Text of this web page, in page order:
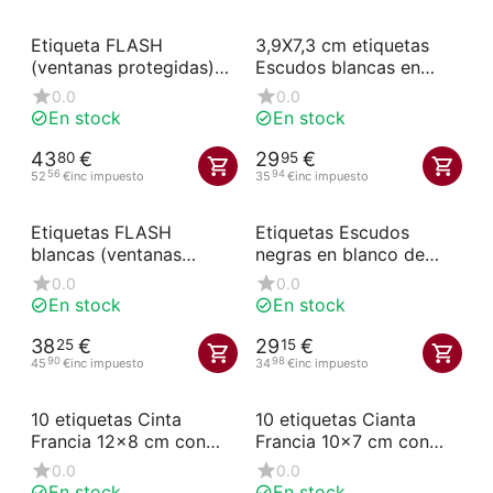
Etiqueta FLASH
(ventanas protegidas)
n°3 los Cerdos à roues
et à pique (paquete de
0.0
En stock
4380 €
52 56 €inc impuesto
3,9X7,3 cm etiquetas
Escudos blancas en
blanco con espiga
perfilada
0.0
En stock
2995 €
3594€inc impuesto
Etiquetas FLASH
blancas (ventanas
protegidas) con ruedas
y pinchos de plástico
0.0
En stock
3825 €
4590€inc impuesto
Etiquetas Escudos
negras en blanco de
3,9x7,3 cm con forma
de pala
0.0
En stock
2915 €
3498 €inc impuesto
10 etiquetas Cinta
Francia 12x8 cm con
pala0.0
10 etiquetas Cianta
Francia 10x7 cm con
espiga
0.0